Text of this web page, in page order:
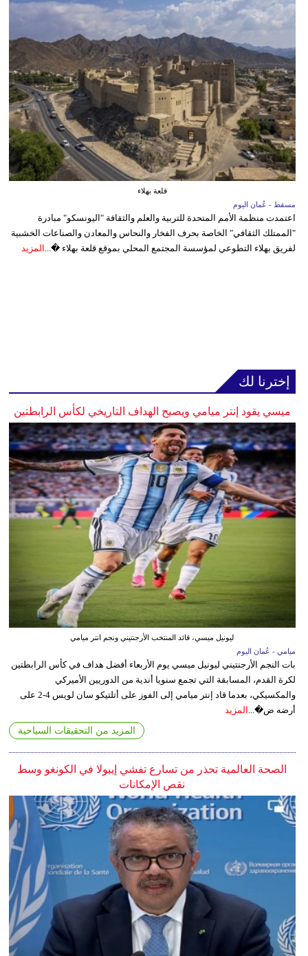
قلعة بهلاء
مسقط - عُمان اليوم
اعتمدت منظمة الأمم المتحدة للتربية والعلم والثقافة "اليونسكو" مبادرة
"الممتلك الثقافي" الخاصة بحرف الفخار والنحاس والمعادن والصناعات الخشبية
لفريق بهلاء التطوعي لمؤسسة المجتمع المحلي بموقع قلعة بهلاء �... المزيد
إخترنا لك
ميسي يقود إنتر ميامي ويصبح الهداف التاريخي لكأس الرابطتين
ليونيل ميسي، قائد المنتخب الأرجنتيني ونجم انتر ميامي
ميامي - عُمان اليوم
بات النجم الأرجنتيني ليونيل ميسي يوم الأربعاء أفضل هداف في كأس الرابطتين
لكرة القدم، المسابقة التي تجمع سنويا أندية من الدوريين الأميركي
والمكسيكي، بعدما قاد إنتر ميامي إلى الفوز على أتلتيكو سان لويس 4-2 على
أرضه ض�... المزيد
المزيد من التحقيقات السياحية
الصحة العالمية تحذر من تسارع تفشي إيبولا في الكونغو وسط
نقص الإمكانات